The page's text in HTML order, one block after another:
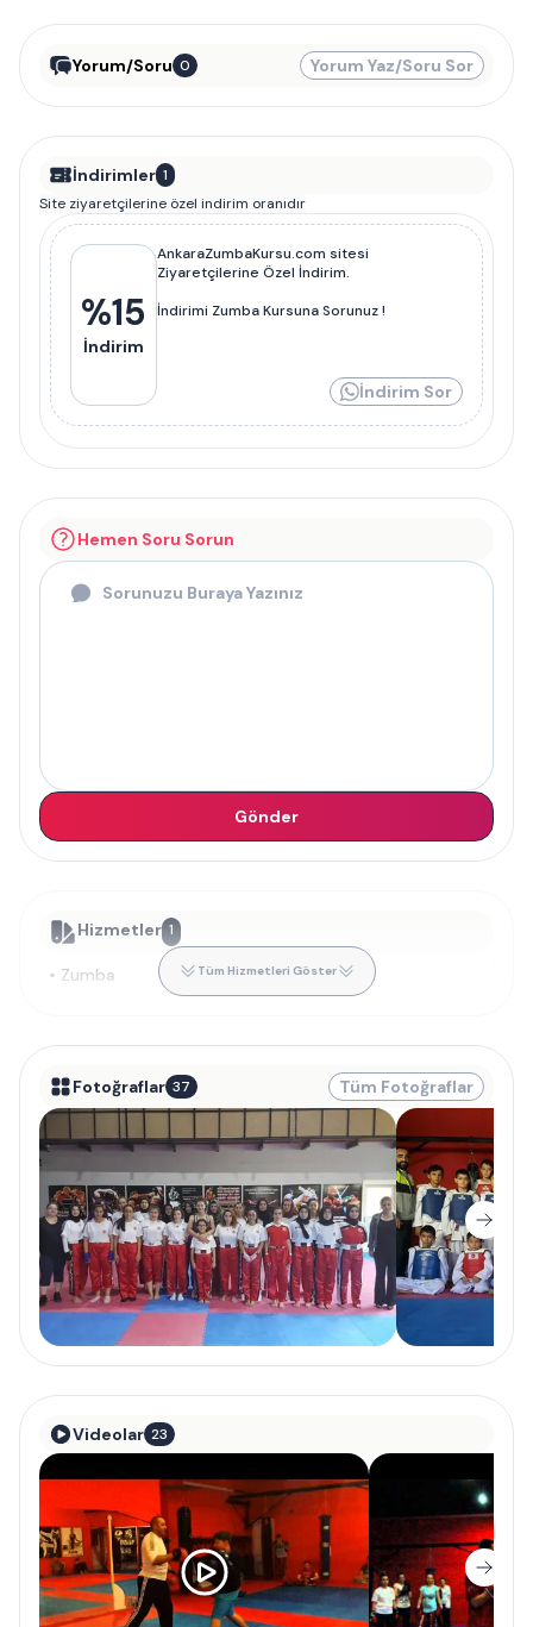
Yorum/Soru 0 Yorum Yaz/Soru Sor
İndirimler 1
Site ziyaretçilerine özel indirim oranıdır
%15
İndirim
AnkaraZumbaKursu.com sitesi
Ziyaretçilerine Özel İndirim.
İndirimi Zumba Kursuna Sorunuz !
İndirim Sor
Hemen Soru Sorun
Gönder
Hizmetler 1
• Zumba Tüm Hizmetleri Göster
Fotoğraflar 37 Tüm Fotoğraflar
Videolar 23